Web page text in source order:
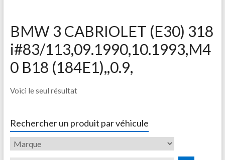
BMW 3 CABRIOLET (E30) 318
i#83/113,09.1990,10.1993,M4
0 B18 (184E1),,0.9,
Voici le seul résultat
Rechercher un produit par véhicule